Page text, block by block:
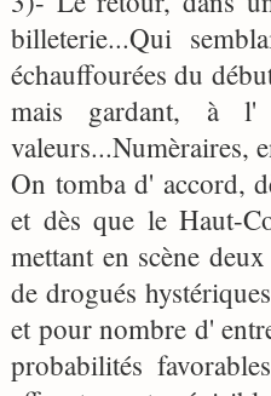
billeterie...Qui
échauffourées du
mais gardant, à
valeurs...Numèraires,
On tomba d' accord,
et dès que le Haut-
mettant en scène
de drogués
et pour nombre d'
probabilités